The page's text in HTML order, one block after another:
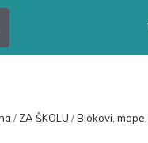
/ ZA ŠKOLU /Blokovi,